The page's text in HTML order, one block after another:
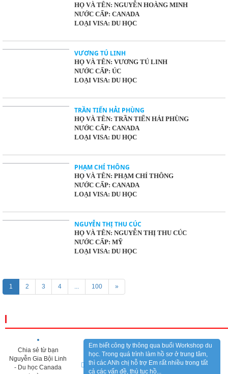
HỌ VÀ TÊN: NGUYỄN HOÀNG MINH
NƯỚC CẤP: CANADA
LOẠI VISA: DU HỌC
VƯƠNG TÚ LINH
HỌ VÀ TÊN: VƯƠNG TÚ LINH
NƯỚC CẤP: ÚC
LOẠI VISA: DU HỌC
TRẦN TIẾN HẢI PHÙNG
HỌ VÀ TÊN: TRẦN TIẾN HẢI PHÙNG
NƯỚC CẤP: CANADA
LOẠI VISA: DU HỌC
PHẠM CHÍ THÔNG
HỌ VÀ TÊN: PHẠM CHÍ THÔNG
NƯỚC CẤP: CANADA
LOẠI VISA: DU HỌC
NGUYỄN THỊ THU CÚC
HỌ VÀ TÊN: NGUYỄN THỊ THU CÚC
NƯỚC CẤP: MỸ
LOẠI VISA: DU HỌC
1 2 3 4 ... 100 »
Chia sẻ từ bạn
Nguyễn Gia Bội Linh
- Du học Canada
Em biết công ty thông qua buổi Workshop du
học. Trong quá trình làm hồ sơ ở trung tâm,
thì các ANh chị hỗ trợ Em rất nhiều trong tất
cả các vấn đề, thủ tục hồ...